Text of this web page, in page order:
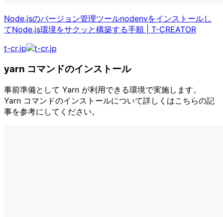
Node.jsのバージョン管理ツールnodenvをインストールし
てNode.js環境をサクッと構築する手順
T-CREATOR
t-cr.jp
yarn コマンドのインストール
事前準備として Yarn が利用できる環境で実施します。
Yarn コマンドのインストールについて詳しくはこちらの記
事を参考にしてください。